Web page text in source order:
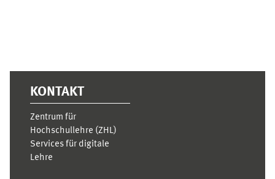
KONTAKT
Zentrum für
Hochschullehre (ZHL)
Services für digitale
Lehre